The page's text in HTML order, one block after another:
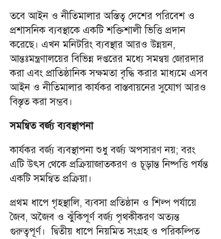
তবে আইন ও নীতিমালার অস্তিত্ব দেশের পরিবেশ ও
প্রশাসনিক ব্যবস্থাকে একটি শক্তিশালী ভিত্তি প্রদান
করেছে। এখন মনিটরিং ব্যবস্থার আরও উন্নয়ন,
আন্তঃমন্ত্রণালয়ের বিভিন্ন দপ্তরের মধ্যে সমন্বয় জোরদার
করা এবং প্রাতিষ্ঠানিক সক্ষমতা বৃদ্ধি করার মাধ্যমে এসব
আইন ও নীতিমালার কার্যকর বাস্তবায়নের সুযোগ আরও
বিস্তৃত করা সম্ভব।
সমন্বিত বর্জ্য ব্যবস্থাপনা
কার্যকর বর্জ্য ব্যবস্থাপনা শুধু বর্জ্য অপসারণ নয়; বরং
এটি উৎস থেকে প্রক্রিয়াজাতকরণ ও চূড়ান্ত নিষ্পত্তি পর্যন্ত
একটি সমন্বিত প্রক্রিয়া।
প্রথম ধাপে গৃহস্থালি, ব্যবসা প্রতিষ্ঠান ও শিল্প পর্যায়ে
জৈব, অজৈব ও ঝুঁকিপূর্ণ বর্জ্য পৃথকীকরণ অত্যন্ত
গুরুত্বপূর্ণ। দ্বিতীয় ধাপে নিয়মিত সংগ্রহ ও পরিকল্পিত